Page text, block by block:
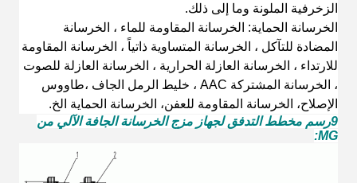
الزخرفية الملونة وما إلى ذلك.
الخرسانة الحماية: الخرسانة المقاومة للماء ، الخرسانة
المضادة للتآكل ، الخرسانة المتساوية ذاتياً ، الخرسانة المقاومة
للارتداء ، الخرسانة العازلة الحرارية ، الخرسانة العازلة للصوت
، الخرسانة المشتركة AAC ، خليط الرمل الجاف ،طاووس
الإصلاح، الخرسانة المقاومة للعفن، الخرسانة الحماية الخ.
9رسم مخطط التدفق لجهاز مزج الخرسانة الجافة الآلي من
MG: